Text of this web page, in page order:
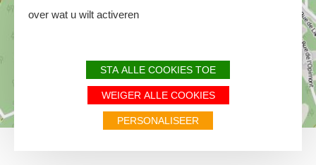
over wat u wilt activeren
STA ALLE COOKIES TOE
WEIGER ALLE COOKIES
PERSONALISEER